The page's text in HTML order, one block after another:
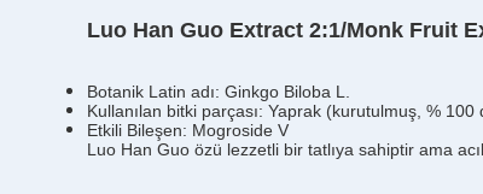
Luo Han Guo Extract 2:1/Monk Fruit
Botanik Latin adı: Ginkgo Biloba L.
Kullanılan bitki parçası: Yaprak (kurutulmuş, % 100
Etkili Bileşen: Mogroside V
Luo Han Guo özü lezzetli bir tatlıya sahiptir ama